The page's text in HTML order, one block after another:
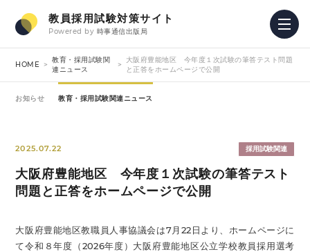
教員採用試験対策サイト
Powered by 時事通信出版局
HOME
教育・採用試験関
連ニュース
大阪府豊能地区 今年度１次試験の筆答テスト問題
と正答をホームページで公開
お知らせ 教育・採用試験関連ニュース
2025.07.22 採用試験関連
大阪府豊能地区 今年度１次試験の筆答テスト
問題と正答をホームページで公開
大阪府豊能地区教職員人事協議会は7月22日より、ホームページに
て令和８年度（2026年度）大阪府豊能地区公立学校教員採用選考